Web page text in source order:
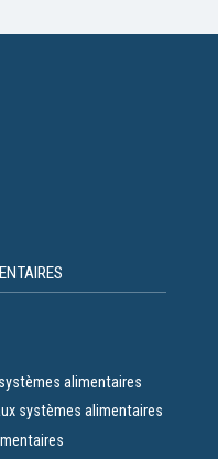
alimentaires
systèmes alimentaires